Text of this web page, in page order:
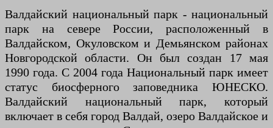
Валдайский национальный парк - национальный
парк на севере России, расположенный в
Валдайском, Окуловском и Демьянском районах
Новгородской области. Он был создан 17 мая
1990 года. С 2004 года Национальный парк имеет
статус биосферного заповедника ЮНЕСКО.
Валдайский национальный парк, который
включает в себя город Валдай, озеро Валдайское и